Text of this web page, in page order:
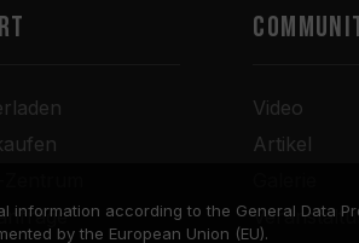
Video
Artikel
information according to the General Data
by the European Union (EU).